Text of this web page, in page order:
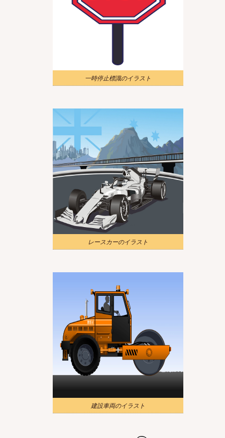
一時停止標識のイラスト
レースカーのイラスト
建設車両のイラスト